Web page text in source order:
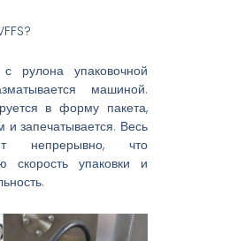
рулона упаковочной
машиной.
в форму пакета,
и запечатывается. Весь
непрерывно, что
скорость упаковки и